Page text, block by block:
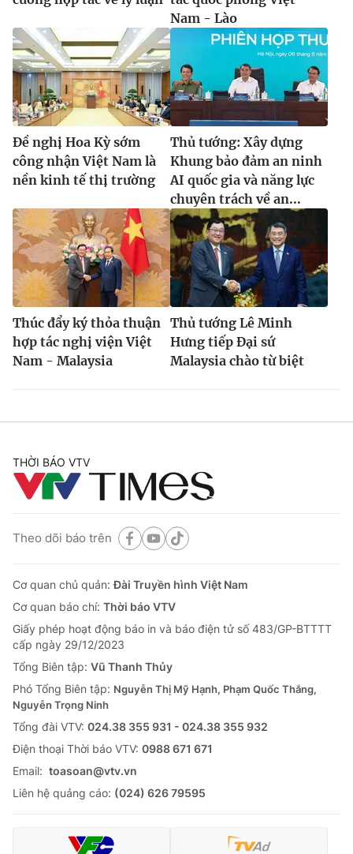
Nam - Lào
Đề nghị Hoa Kỳ sớm
công nhận Việt Nam là
nền kinh tế thị trường
Thủ tướng: Xây dựng
Khung bảo đảm an ninh
AI quốc gia và năng lực
chuyên trách về an...
Thúc đẩy ký thỏa thuận
hợp tác nghị viện Việt
Nam - Malaysia
Thủ tướng Lê Minh
Hưng tiếp Đại sứ
Malaysia chào từ biệt
THỜI BÁO VTV
Theo dõi báo trên
Cơ quan chủ quản:Đài Truyền hình Việt Nam
Cơ quan báo chí: Thời báo VTV
Giấy phép hoạt động báo in và báo điện tử số 483/GP-BTTTT
cấp ngày 29/12/2023
Tổng Biên tập: Vũ Thanh Thủy
Phó Tổng Biên tập: Nguyễn Thị Mỹ Hạnh, Phạm Quốc Thắng,
Nguyễn Trọng Ninh
Tổng đài VTV: 024.38 355 931 - 024.38 355 932
Ðiện thoại Thời báo VTV: 0988 671 671
Email: toasoan@vtv.vn
Liên hệ quảng cáo: (024) 626 79595